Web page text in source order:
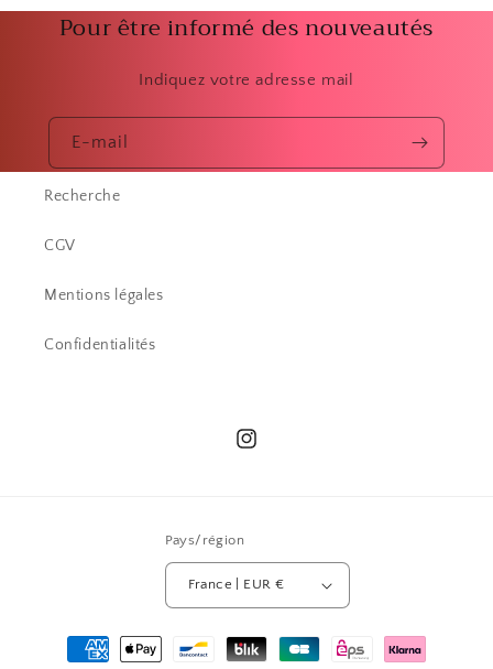
Pour être informé des nouveautés
Indiquez votre adresse mail
E-mail
Recherche
CGV
Mentions légales
Confidentialités
Instagram
Pays/région
France | EUR €
Moyens